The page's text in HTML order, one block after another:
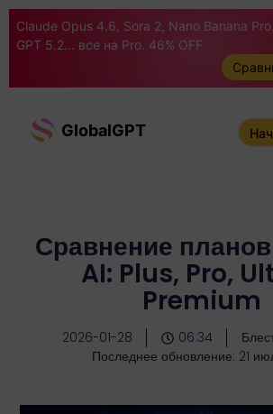
Claude Opus 4.6, Sora 2, Nano Banana
GPT 5.2... все на Pro. 46% OFF
GlobalGPT
Сравнение
AI: Plus, Pro,
Premium
2026-01-28 06:34
Последнее обновление: 21